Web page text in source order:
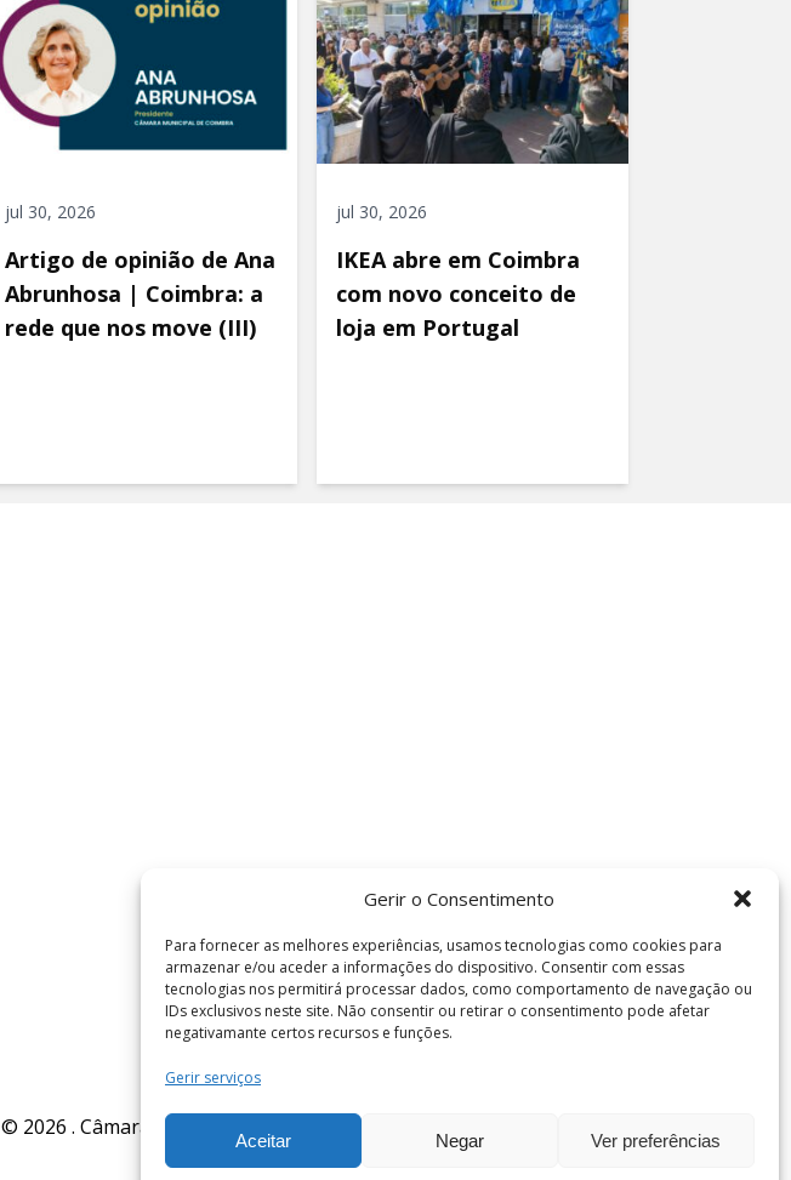
Gerir o Consentimento
Para fornecer as melhores experiências, usamos tecnologias como cookies para
armazenar e/ou aceder a informações do dispositivo. Consentir com essas
tecnologias nos permitirá processar dados, como comportamento de navegação ou
IDs exclusivos neste site. Não consentir ou retirar o consentimento pode afetar
negativamante certos recursos e funções.
Gerir serviços
Aceitar Negar Ver preferências
jul 30, 2026
Artigo de opinião de Ana
Abrunhosa | Coimbra: a
rede que nos move (III)
jul 30, 2026
IKEA abre em Coimbra
com novo conceito de
loja em Portugal
© 2026 . Câmara Municipal de Coimbra . Todos os direitos reservados.